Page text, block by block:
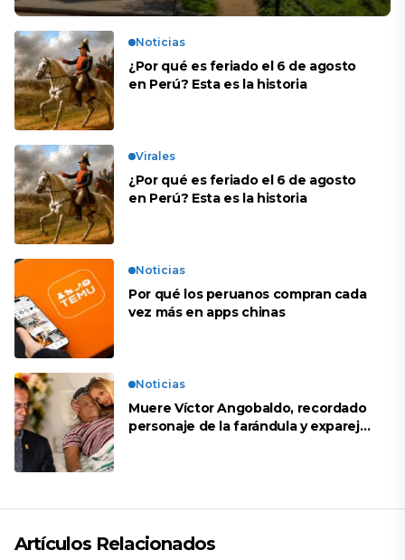
Noticias
¿Por qué es feriado el 6 de agosto
en Perú? Esta es la historia
Virales
¿Por qué es feriado el 6 de agosto
en Perú? Esta es la historia
Noticias
Por qué los peruanos compran cada
vez más en apps chinas
Noticias
Muere Víctor Angobaldo, recordado
personaje de la farándula y expareja
Artículos Relacionados